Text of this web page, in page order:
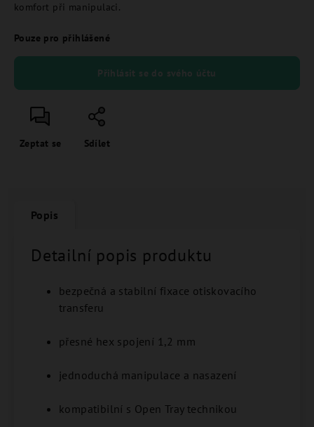
komfort při manipulaci.
Pouze pro přihlášené
Přihlásit se do svého účtu
Zeptat se Sdílet
Popis
Detailní popis produktu
bezpečná a stabilní fixace otiskovacího
transferu
přesné hex spojení 1,2 mm
jednoduchá manipulace a nasazení
kompatibilní s Open Tray technikou